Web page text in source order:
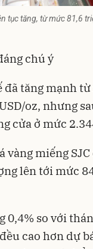
tục tăng, từ mức 81,6
chú ý
tăng mạnh
oz, nhưng
cửa ở mức
miếng
lên tới mức
0,4% so với
cao hơn dự